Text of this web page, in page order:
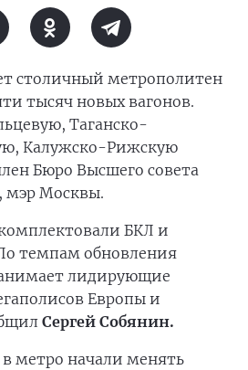
столичный метрополитен
тысяч новых вагонов.
Таганско-
Калужско-Рижскую
Бюро Высшего совета
мэр Москвы.
БКЛ и
темпам обновления
лидирующие
Европы и
Сергей Собянин.
в метро начали менять